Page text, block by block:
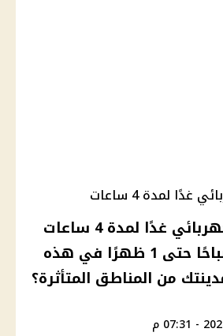
غدًا لمدة 4 ساعات
انقطاع التيار الكهربائي غدًا لمدة 4 ساعات
متواصلة من 9 صباحًا حتى 1 ظهرًا في هذه
من المناطق المتأثرة؟